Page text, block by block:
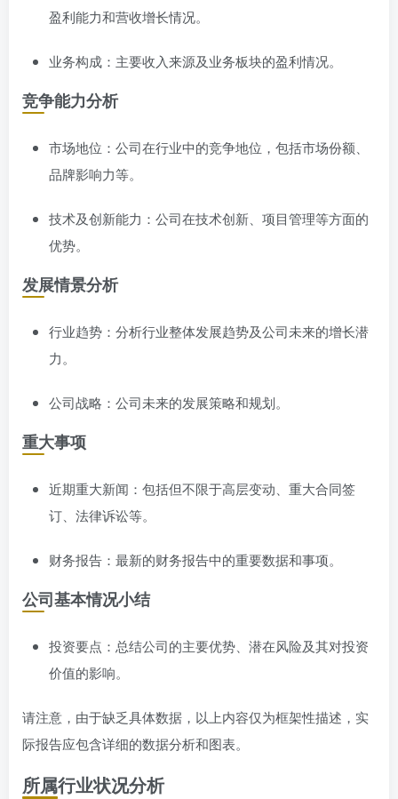
盈利能力和营收增长情况。
业务构成：主要收入来源及业务板块的盈利情况。
竞争能力分析
市场地位：公司在行业中的竞争地位，包括市场份额、
品牌影响力等。
技术及创新能力：公司在技术创新、项目管理等方面的
优势。
发展情景分析
行业趋势：分析行业整体发展趋势及公司未来的增长潜
力。
公司战略：公司未来的发展策略和规划。
重大事项
近期重大新闻：包括但不限于高层变动、重大合同签
订、法律诉讼等。
财务报告：最新的财务报告中的重要数据和事项。
公司基本情况小结
投资要点：总结公司的主要优势、潜在风险及其对投资
价值的影响。
请注意，由于缺乏具体数据，以上内容仅为框架性描述，实
际报告应包含详细的数据分析和图表。
所属行业状况分析